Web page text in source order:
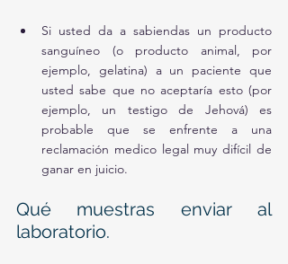
Si usted da a sabiendas un producto
sanguíneo (o producto animal, por
ejemplo, gelatina) a un paciente que
usted sabe que no aceptaría esto (por
ejemplo, un testigo de Jehová) es
probable que se enfrente a una
reclamación medico legal muy difícil de
ganar en juicio.
Qué muestras enviar al
laboratorio.